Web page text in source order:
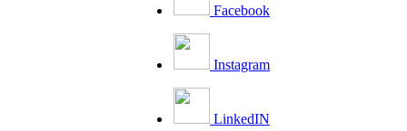
Facebook
Instagram
LinkedIN